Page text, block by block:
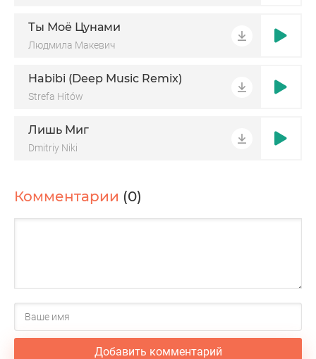
Ты Моё Цунами
Людмила Макевич
Habibi (Deep Music Remix)
Strefa Hitów
Лишь Миг
Dmitriy Niki
Комментарии (0)
Добавить комментарий